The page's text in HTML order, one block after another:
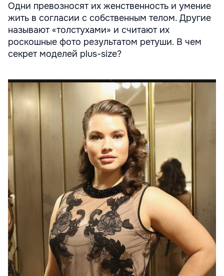
Одни превозносят их женственность и умение
жить в согласии с собственным телом. Другие
называют «толстухами» и считают их
роскошные фото результатом ретуши. В чем
секрет моделей plus-size?